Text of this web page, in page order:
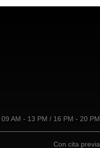
09 AM - 13 PM / 16 PM - 20 PM
Con cita previa